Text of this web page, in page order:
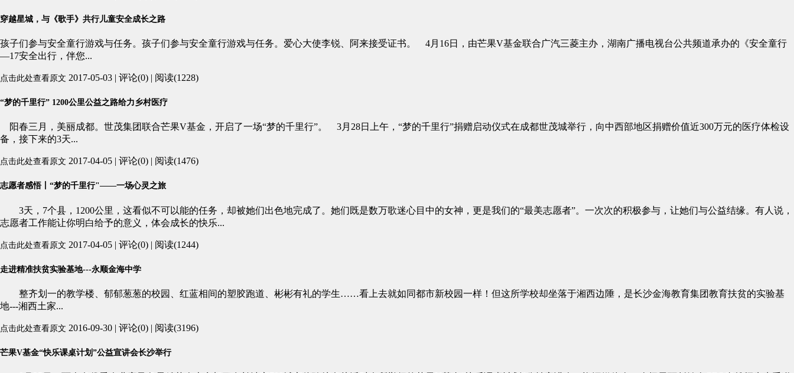
穿越星城，与《歌手》共行儿童安全成长之路
孩子们参与安全童行游戏与任务。孩子们参与安全童行游戏与任务。爱心大使李锐、阿来接受证书。 4月16日，由芒果V基金联合广汽三菱主办，湖南广播电视台公共频道承办的《安全童行
—17安全出行，伴您...
点击此处查看原文 2017-05-03 | 评论(0) | 阅读(1228)
“梦的千里行” 1200公里公益之路给力乡村医疗
阳春三月，美丽成都。世茂集团联合芒果V基金，开启了一场“梦的千里行”。 3月28日上午，“梦的千里行”捐赠启动仪式在成都世茂城举行，向中西部地区捐赠价值近300万元的医疗体检设
备，接下来的3天...
点击此处查看原文 2017-04-05 | 评论(0) | 阅读(1476)
志愿者感悟丨“梦的千里行"——一场心灵之旅
3天，7个县，1200公里，这看似不可以能的任务，却被她们出色地完成了。她们既是数万歌迷心目中的女神，更是我们的“最美志愿者”。一次次的积极参与，让她们与公益结缘。有人说，
志愿者工作能让你明白给予的意义，体会成长的快乐...
点击此处查看原文 2017-04-05 | 评论(0) | 阅读(1244)
走进精准扶贫实验基地---永顺金海中学
整齐划一的教学楼、郁郁葱葱的校园、红蓝相间的塑胶跑道、彬彬有礼的学生……看上去就如同都市新校园一样！但这所学校却坐落于湘西边陲，是长沙金海教育集团教育扶贫的实验基
地---湘西土家...
点击此处查看原文 2016-09-30 | 评论(0) | 阅读(3196)
芒果V基金“快乐课桌计划”公益宣讲会长沙举行